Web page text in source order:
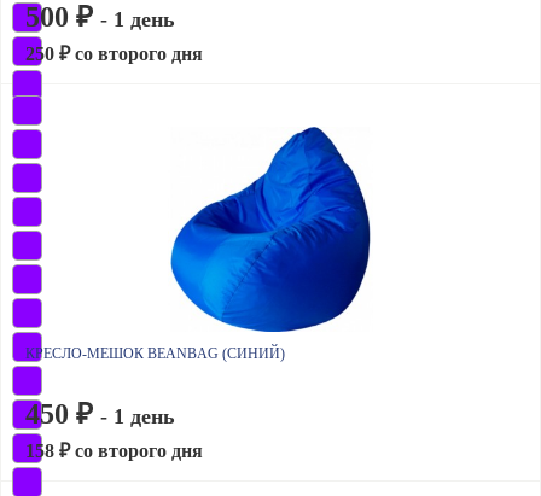
500 ₽ - 1 день
250 ₽ со второго дня
КРЕСЛО-МЕШОК BEANBAG (СИНИЙ)
450 ₽ - 1 день
158 ₽ со второго дня